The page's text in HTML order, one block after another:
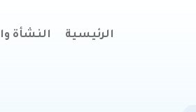
الرئيسية النشأة